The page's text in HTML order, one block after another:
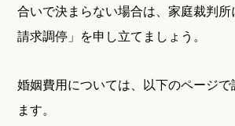
合いで決まらない場合は、家庭裁判
請求調停」を申し立てましょう。
婚姻費用については、以下のページ
ます。